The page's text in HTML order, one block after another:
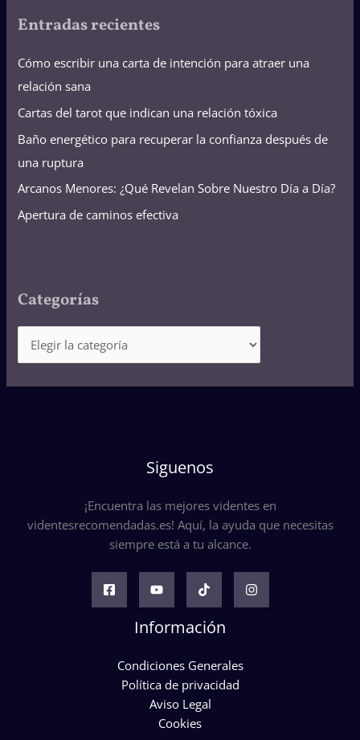
Entradas recientes
Cómo escribir una carta de intención para atraer una
relación sana
Cartas del tarot que indican una relación tóxica
Baño energético para recuperar la confianza después de
una ruptura
Arcanos Menores: ¿Qué Revelan Sobre Nuestro Día a Día?
Apertura de caminos efectiva
Categorías
Siguenos
¡Encuentra las mejores videntes en
videntesrecomendadas.es! Aquí, la ayuda que necesitas
siempre está a tu alcance.
Información
Condiciones Generales
Política de privacidad
Aviso Legal
Cookies